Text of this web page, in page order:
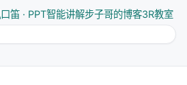
、再到生成式检索与
一代方法都在效率-效果-可维护
密检索以近似最近邻搜索实现
迁移与长尾查询敏感；交叉编
口笛 · PPT智能讲解步子哥的博客3R教室